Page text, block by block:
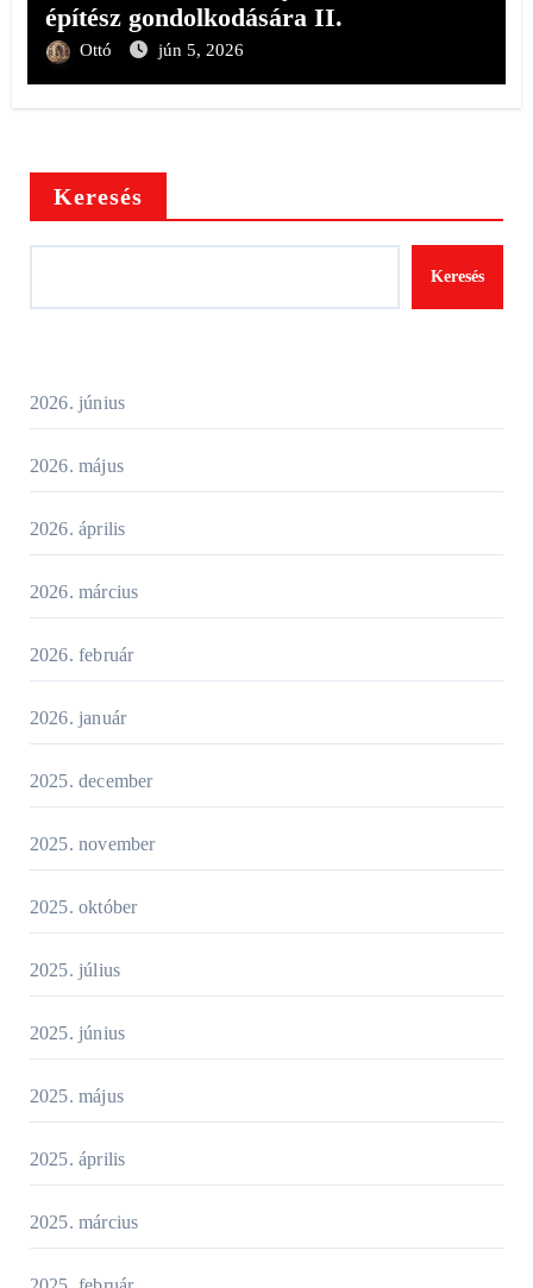
építész gondolkodására II.
Ottó jún 5, 2026
Keresés
Keresés
2026. június
2026. május
2026. április
2026. március
2026. február
2026. január
2025. december
2025. november
2025. október
2025. július
2025. június
2025. május
2025. április
2025. március